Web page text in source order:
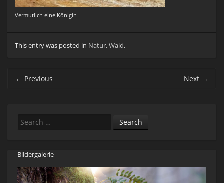
Vermutlich eine Königin
This entry was posted in Natur,Wald.
Post navigation
← Previous Next →
Search
Bildergalerie